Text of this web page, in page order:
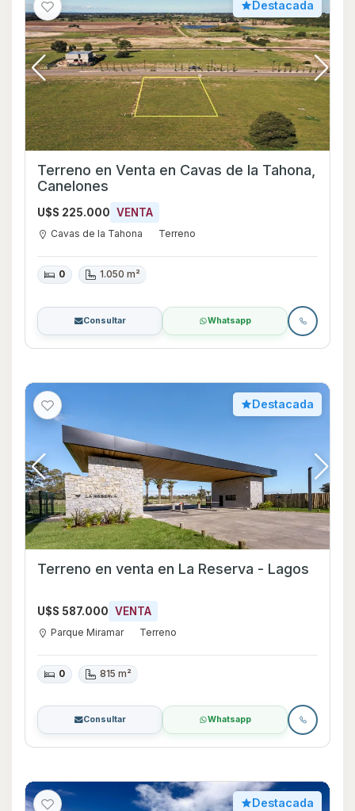
Destacada
Terreno en Venta en Cavas de la Tahona,
Canelones
U$S 225.000 VENTA
Cavas de la Tahona Terreno
0 1.050 m²
Consultar Whatsapp
Destacada
Terreno en venta en La Reserva - Lagos
U$S 587.000 VENTA
Parque Miramar Terreno
0 815 m²
Consultar Whatsapp
Destacada